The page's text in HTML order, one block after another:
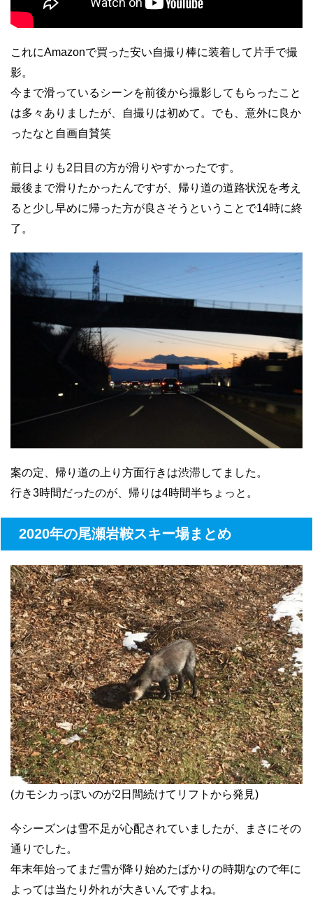
これにAmazonで買った安い自撮り棒に装着して片手で撮
影。
今まで滑っているシーンを前後から撮影してもらったこと
は多々ありましたが、自撮りは初めて。でも、意外に良か
ったなと自画自賛笑
前日よりも2日目の方が滑りやすかったです。
最後まで滑りたかったんですが、帰り道の道路状況を考え
ると少し早めに帰った方が良さそうということで14時に終
了。
案の定、帰り道の上り方面行きは渋滞してました。
行き3時間だったのが、帰りは4時間半ちょっと。
2020年の尾瀬岩鞍スキー場まとめ
(カモシカっぽいのが2日間続けてリフトから発見)
今シーズンは雪不足が心配されていましたが、まさにその
通りでした。
年末年始ってまだ雪が降り始めたばかりの時期なので年に
よっては当たり外れが大きいんですよね。